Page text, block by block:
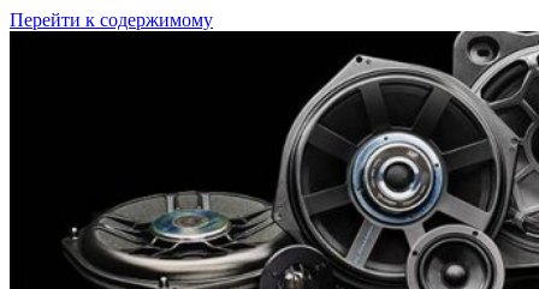
Перейти к содержимому